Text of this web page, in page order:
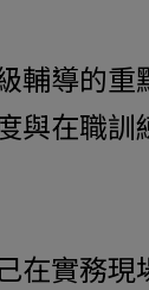
導的
在職訓
在實務